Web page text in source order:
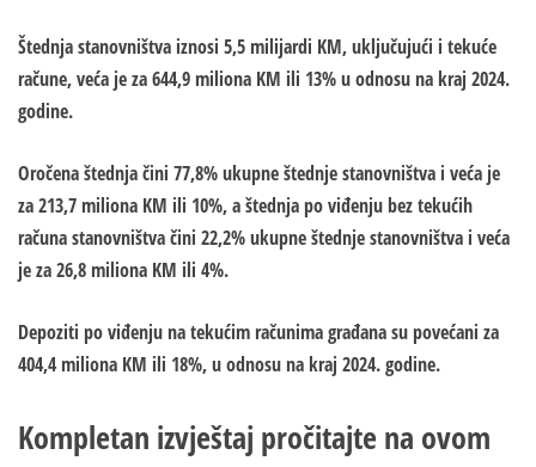
Štednja stanovništva iznosi 5,5 milijardi KM, uključujući i tekuće
račune, veća je za 644,9 miliona KM ili 13% u odnosu na kraj 2024.
godine.
Oročena štednja čini 77,8% ukupne štednje stanovništva i veća je
za 213,7 miliona KM ili 10%, a štednja po viđenju bez tekućih
računa stanovništva čini 22,2% ukupne štednje stanovništva i veća
je za 26,8 miliona KM ili 4%.
Depoziti po viđenju na tekućim računima građana su povećani za
404,4 miliona KM ili 18%, u odnosu na kraj 2024. godine.
Kompletan izvještaj pročitajte na ovom